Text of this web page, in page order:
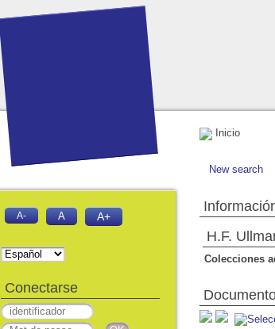
Inicio
New search
H.F.
Colecciones
A- A A+
Conectarse